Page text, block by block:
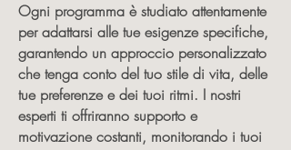
Ogni programma è studiato attentamente
per adattarsi alle tue esigenze specifiche,
garantendo un approccio personalizzato
che tenga conto del tuo stile di vita, delle
tue preferenze e dei tuoi ritmi. I nostri
esperti ti offriranno supporto e
motivazione costanti, monitorando i tuoi